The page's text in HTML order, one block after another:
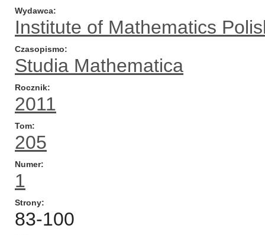
Wydawca
Institute of Mathematics
Czasopismo
Studia Mathematica
Rocznik
2011
Tom
205
Numer
1
Strony
83-100